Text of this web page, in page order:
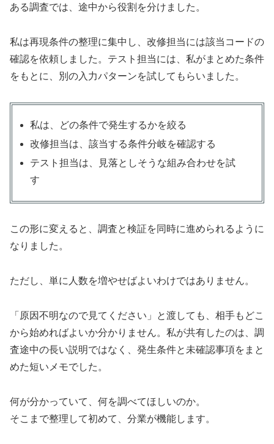
ある調査では、途中から役割を分けました。
私は再現条件の整理に集中し、改修担当には該当コードの
確認を依頼しました。テスト担当には、私がまとめた条件
をもとに、別の入力パターンを試してもらいました。
私は、どの条件で発生するかを絞る
改修担当は、該当する条件分岐を確認する
テスト担当は、見落としそうな組み合わせを試
す
この形に変えると、調査と検証を同時に進められるように
なりました。
ただし、単に人数を増やせばよいわけではありません。
「原因不明なので見てください」と渡しても、相手もどこ
から始めればよいか分かりません。私が共有したのは、調
査途中の長い説明ではなく、発生条件と未確認事項をまと
めた短いメモでした。
何が分かっていて、何を調べてほしいのか。
そこまで整理して初めて、分業が機能します。